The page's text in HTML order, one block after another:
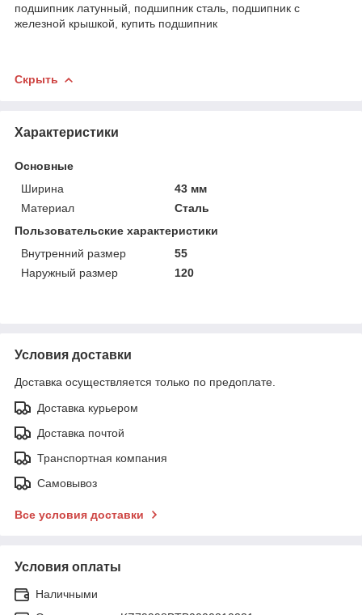
подшипник латунный, подшипник сталь, подшипник с
железной крышкой, купить подшипник
Скрыть
Характеристики
Основные
Ширина
43 мм
Материал
Сталь
Пользовательские характеристики
Внутренний размер
55
Наружный размер
120
Условия доставки
Доставка осуществляется только по предоплате.
Доставка курьером
Доставка почтой
Транспортная компания
Самовывоз
Все условия доставки
Условия оплаты
Наличными